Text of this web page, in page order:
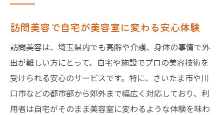
信頼できる訪問美容師の見極め方と選び方
ホームページで分かる訪問美容の対応力
個人宅に適した訪問美容サービスの特徴
外出困難な方へ届ける訪問美容の魅力
外出困難な方が訪問美容で得られる安心感
訪問美容で自宅が美容室に変わる安心体験
訪問美容は、埼玉県内でも高齢や介護、身体の事情で外
出が難しい方にとって、自宅や施設でプロの美容技術を
受けられる安心のサービスです。特に、さいたま市や川
口市などの都市部から郊外まで幅広く対応しており、利
用者は自宅がそのまま美容室に変わるような体験を味わ